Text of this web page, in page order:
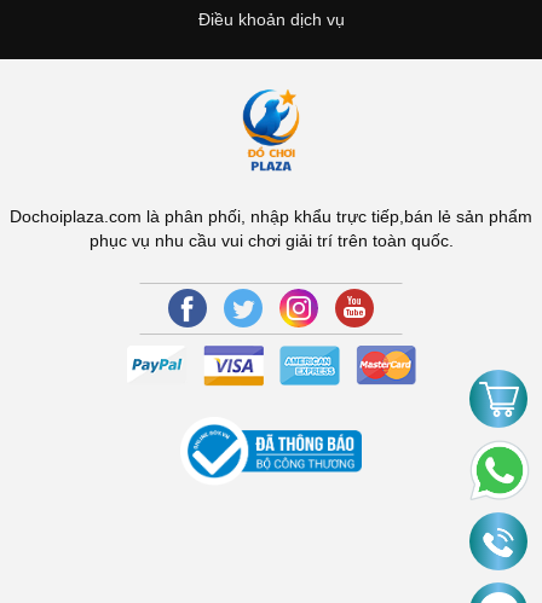
Điều khoản dịch vụ
Dochoiplaza.com là phân phối, nhập khẩu trực tiếp,bán lẻ sản phẩm
phục vụ nhu cầu vui chơi giải trí trên toàn quốc.